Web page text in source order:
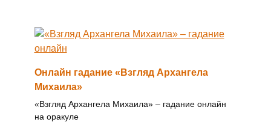
Онлайн гадание «Взгляд Архангела
Михаила»
«Взгляд Архангела Михаила» – гадание онлайн
на оракуле